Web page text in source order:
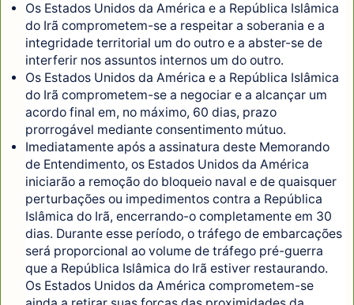
Os Estados Unidos da América e a República Islâmica
do Irã comprometem-se a respeitar a soberania e a
integridade territorial um do outro e a abster-se de
interferir nos assuntos internos um do outro.
Os Estados Unidos da América e a República Islâmica
do Irã comprometem-se a negociar e a alcançar um
acordo final em, no máximo, 60 dias, prazo
prorrogável mediante consentimento mútuo.
Imediatamente após a assinatura deste Memorando
de Entendimento, os Estados Unidos da América
iniciarão a remoção do bloqueio naval e de quaisquer
perturbações ou impedimentos contra a República
Islâmica do Irã, encerrando-o completamente em 30
dias. Durante esse período, o tráfego de embarcações
será proporcional ao volume de tráfego pré-guerra
que a República Islâmica do Irã estiver restaurando.
Os Estados Unidos da América comprometem-se